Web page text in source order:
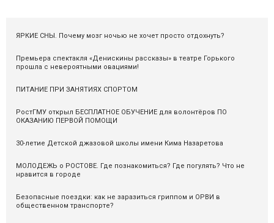
ЯРКИЕ СНЫ. Почему мозг ночью не хочет просто отдохнуть?
Премьера спектакля «Денискины рассказы» в театре Горького
прошла с невероятными овациями!
ПИТАНИЕ ПРИ ЗАНЯТИЯХ СПОРТОМ
РостГМУ открыл БЕСПЛАТНОЕ ОБУЧЕНИЕ для волонтёров ПО
ОКАЗАНИЮ ПЕРВОЙ ПОМОЩИ
30-летие Детской джазовой школы имени Кима Назаретова
МОЛОДЕЖЬ о РОСТОВЕ. Где познакомиться? Где погулять? Что не
нравится в городе
Безопасные поездки: как не заразиться гриппом и ОРВИ в
общественном транспорте?